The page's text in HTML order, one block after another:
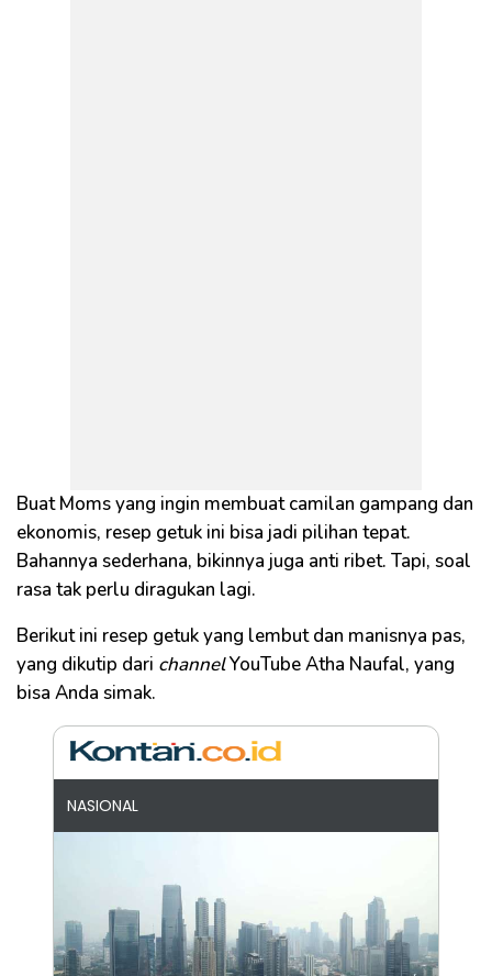
Buat Moms yang ingin membuat camilan gampang dan
ekonomis, resep getuk ini bisa jadi pilihan tepat.
Bahannya sederhana, bikinnya juga anti ribet. Tapi, soal
rasa tak perlu diragukan lagi.
Berikut ini resep getuk yang lembut dan manisnya pas,
yang dikutip dari channelYouTube Atha Naufal, yang
bisa Anda simak.
NASIONAL